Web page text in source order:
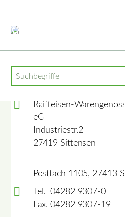
Suchbegriffe
Bleiben Sie mit uns in
Raiffeisen-
eG
Industriestr.2
27419 Sittensen
Postfach 1105, 27413
Tel. 04282 9307-0
Fax. 04282 9307-19